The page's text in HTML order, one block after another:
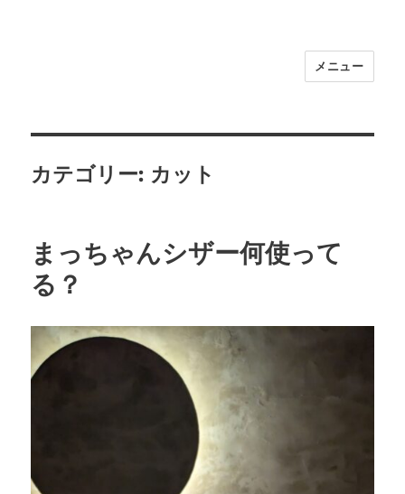
福岡｜天神/今泉/薬院の美容室｜moi
30代からの大人の本気ケアサロン｜オ
早朝7時から深夜24時まで営業｜天然
メニュー
カテゴリー: カット
まっちゃんシザー何使って
る？